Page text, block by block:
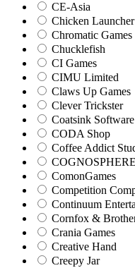
CE-Asia
Chicken Launcher
Chromatic Games
Chucklefish
CI Games
CIMU Limited
Claws Up Games
Clever Trickster
Coatsink
CODA Shop
Coffee Addict
ComonGames
Competition
Continuum
Cornfox &
Crania Games
Creative Hand
Creepy Jar